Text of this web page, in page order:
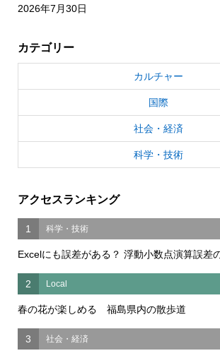
2026年7月30日
カテゴリー
カルチャー
国際
社会・経済
科学・技術
アクセスランキング
1 科学・技術
Excelにも誤差がある？ 浮動小数点演算誤差
2 Local
春の花が楽しめる 福島県内の散歩道
3 社会・経済